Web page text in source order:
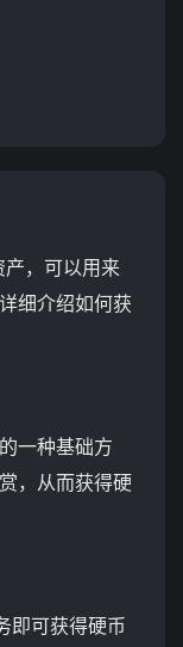
产，可以用来
细介绍如何获
一种基础方
，从而获得硬
即可获得硬币